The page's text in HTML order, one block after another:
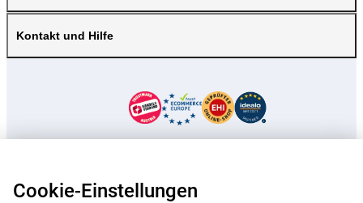
Kontakt und Hilfe
Cookie-Einstellungen